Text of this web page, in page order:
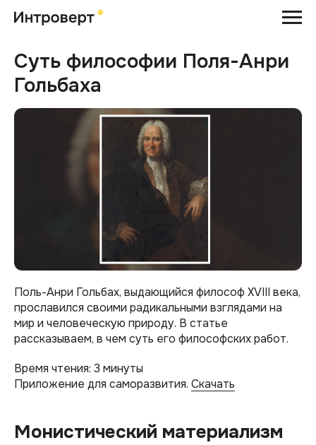
Суть философии Поля-Анри
Гольбаха
Поль-Анри Гольбах, выдающийся философ XVIII века,
прославился своими радикальными взглядами на
мир и человеческую природу. В статье
рассказываем, в чем суть его философских работ.
Время чтения: 3 минуты
Приложение для саморазвития. Скачать
Монистический материализм